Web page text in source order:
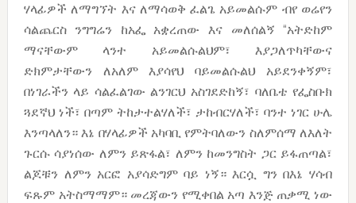
ሃላፊዎች ለማግኘት እና ለማሳወቅ ፈልጌ አይመልሱም ብየ ወሬየን
ሳልጨርስ ንግግሬን ከአፌ አቋረጠው እና መለሰልኝ “አትድከም
ማናቸውም ላንተ አይመልሱልህም፣ እያጋለጥካቸውና
ድክምታቸውን ለአለም እያሳየህ ባይመልሱልህ አይደንቀኝም፣
በነገራችን ላይ ሳልፈልገው ልንገርህ አስገደድከኝ፣ ባለቤቴ የፌስቡክ
ጓደኛህ ነች፣ በጣም ትከታተልሃለች፣ ታከብርሃለች፣ ባንተ ነገር ሁሌ
እንጣላለን። እኔ በሃላፊዎች አካባቢ የምትባለውን ስለምሰማ ለእለት
ጉርሱ ሳያነሰው ለምን ይጽፋል፣ ለምን ከመንግስት ጋር ይፋጠጣል፣
ልጆቹን ለምን አርፎ አያሳድግም ባይ ነኝ። እርሷ ግን በእኔ ሃሳብ
ፍጹም አትስማማም። መረጃውን የሚቀበል አጣ እንጅ ጠቃሚ ነው